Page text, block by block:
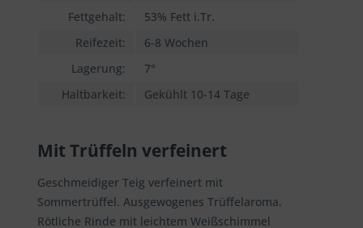
Fettgehalt:
53% Fett i.Tr.
Reifezeit:
6-8 Wochen
Lagerung:
7°
Haltbarkeit:
Gekühlt 10-14 Tage
Mit Trüffeln verfeinert
Geschmeidiger Teig verfeinert mit
Sommertrüffel. Ausgewogenes Trüffelaroma.
Rötliche Rinde mit leichtem Weißschimmel